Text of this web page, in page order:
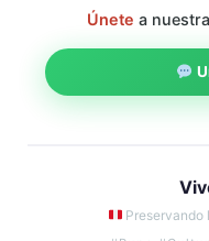
Únete a
Preservando